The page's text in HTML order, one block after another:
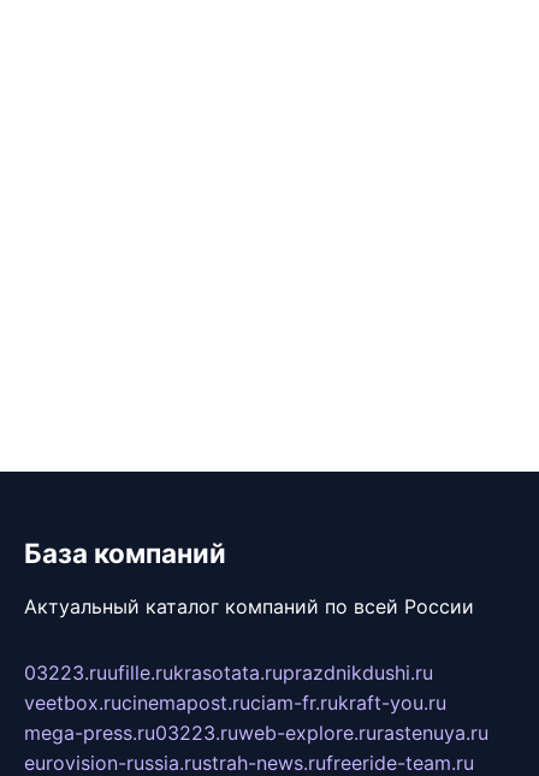
База компаний
Актуальный каталог компаний по всей России
03223.ruufille.rukrasotata.ruprazdnikdushi.ru
veetbox.rucinemapost.ruciam-fr.rukraft-you.ru
mega-press.ru03223.ruweb-explore.rurastenuya.ru
eurovision-russia.rustrah-news.rufreeride-team.ru